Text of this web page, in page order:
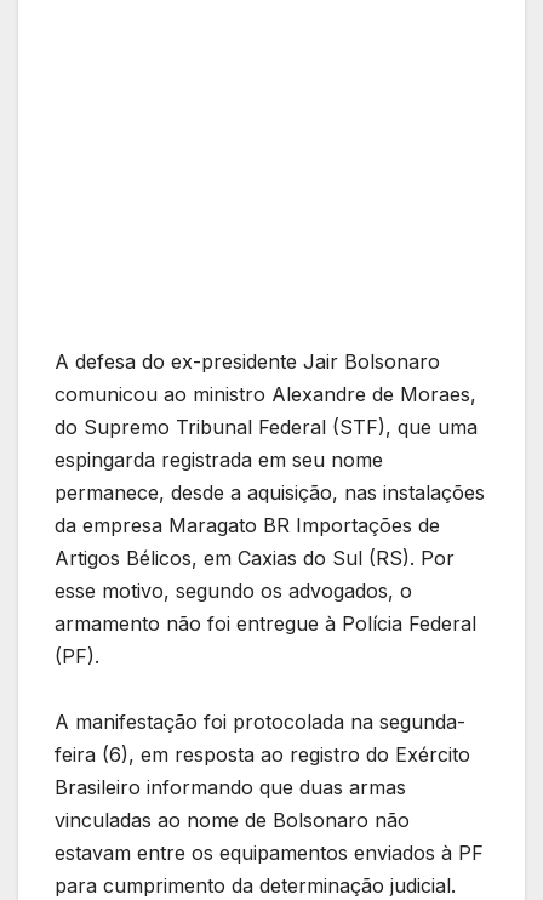
A defesa do ex-presidente Jair Bolsonaro
comunicou ao ministro Alexandre de Moraes,
do Supremo Tribunal Federal (STF), que uma
espingarda registrada em seu nome
permanece, desde a aquisição, nas instalações
da empresa Maragato BR Importações de
Artigos Bélicos, em Caxias do Sul (RS). Por
esse motivo, segundo os advogados, o
armamento não foi entregue à Polícia Federal
(PF).
A manifestação foi protocolada na segunda-
feira (6), em resposta ao registro do Exército
Brasileiro informando que duas armas
vinculadas ao nome de Bolsonaro não
estavam entre os equipamentos enviados à PF
para cumprimento da determinação judicial.